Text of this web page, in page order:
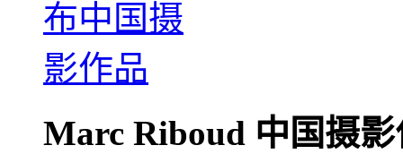
Marc Riboud 中国摄